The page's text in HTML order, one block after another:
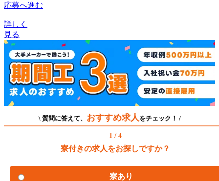
応募へ進む
詳しく
見る
\ 質問に答えて、 おすすめ求人 をチェック！ /
1 / 4
寮付きの求人をお探しですか？
寮あり